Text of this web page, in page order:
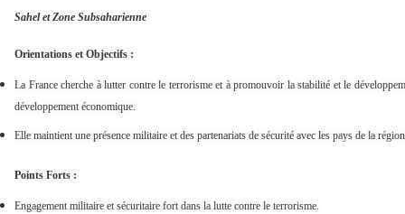
Sahel et Zone Subsaharienne
Orientations et Objectifs :
La France cherche à lutter contre le terrorisme et à promouvoir la stabilité et le
développement économique.
Elle maintient une présence militaire et des partenariats de sécurité avec les pays de la
Points Forts :
Engagement militaire et sécuritaire fort dans la lutte contre le terrorisme.